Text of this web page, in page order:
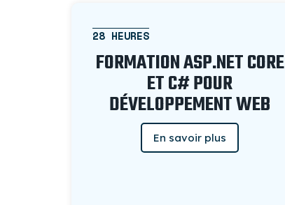
28 HEURES
FORMATION ASP.NET CORE
ET C# POUR
DÉVELOPPEMENT WEB
En savoir plus